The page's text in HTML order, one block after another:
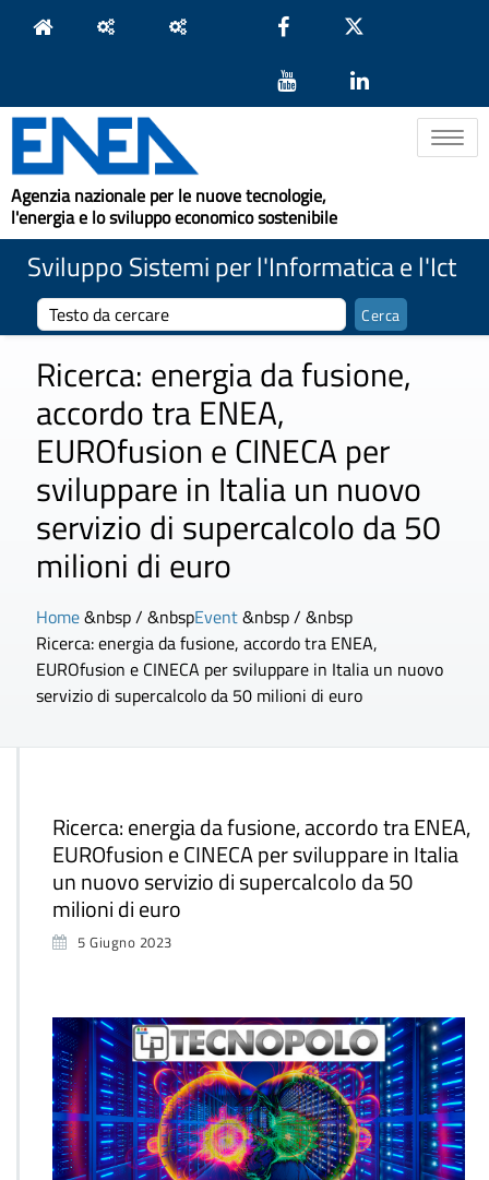
Toggle
Agenzia nazionale per le nuove tecnologie,
l'energia e lo sviluppo economico sostenibile
Sviluppo Sistemi per l'Informatica e l'Ict
Ricerca: energia da fusione,
accordo tra ENEA,
EUROfusion e CINECA per
sviluppare in Italia un nuovo
servizio di supercalcolo da 50
milioni di euro
Home&nbsp / &nbspEvent&nbsp / &nbsp
Ricerca: energia da fusione, accordo tra ENEA,
EUROfusion e CINECA per sviluppare in Italia un nuovo
servizio di supercalcolo da 50 milioni di euro
Ricerca: energia da fusione, accordo tra ENEA,
EUROfusion e CINECA per sviluppare in Italia
un nuovo servizio di supercalcolo da 50
milioni di euro
5 Giugno 2023